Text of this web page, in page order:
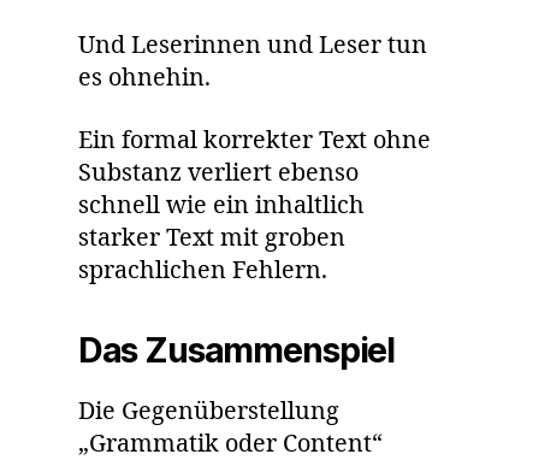
Und Leserinnen und Leser tun
es ohnehin.
Ein formal korrekter Text ohne
Substanz verliert ebenso
schnell wie ein inhaltlich
starker Text mit groben
sprachlichen Fehlern.
Das Zusammenspiel
Die Gegenüberstellung
„Grammatik oder Content“